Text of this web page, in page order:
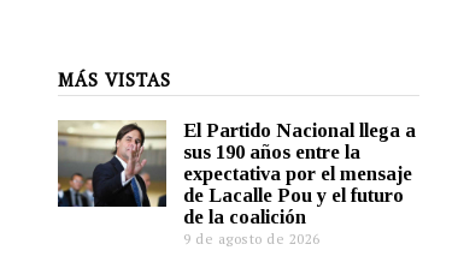
MÁS VISTAS
El Partido Nacional llega a
sus 190 años entre la
expectativa por el mensaje
de Lacalle Pou y el futuro
de la coalición
9 de agosto de 2026